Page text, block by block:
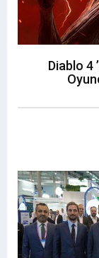
Diablo 4